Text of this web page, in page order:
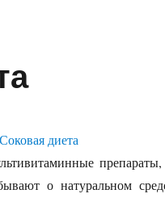
о натуральном